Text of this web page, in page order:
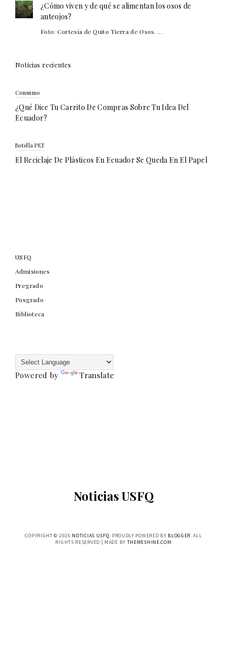
¿Cómo viven y de qué se alimentan los osos de
anteojos?
Foto: Cortesía de Quito Tierra de Osos. ...
Noticias recientes
Consumo
¿Qué Dice Tu Carrito De Compras Sobre Tu Idea Del
Ecuador?
Botella PET
El Reciclaje De Plásticos En Ecuador Se Queda En El Papel
USFQ
Admisiones
Pregrado
Posgrado
Biblioteca
Powered by Translate
Noticias USFQ
COPYRIGHT © 2026 NOTICIAS USFQ. PROUDLY POWERED BY BLOGGER. ALL
RIGHTS RESERVED | MADE BY THEMESHINE.COM